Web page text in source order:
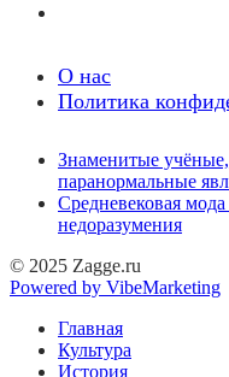
О нас
Политика
Знаменитые
паранормальные
Средневековая
недоразумения
© 2025 Zagge.ru
Powered by VibeMarketing
Главная
Культура
История